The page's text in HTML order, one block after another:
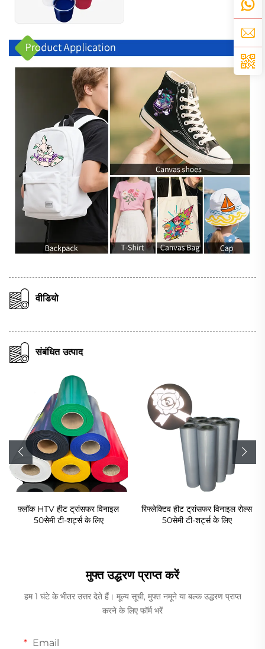
वीडियो
संबंधित उत्पाद
फ़्लॉक HTV हीट ट्रांसफर विनाइल
50सेमी टी-शर्ट्स के लिए
रिफ्लेक्टिव हीट ट्रांसफर विनाइल रोल्स
50सेमी टी-शर्ट्स के लिए
मुफ्त उद्धरण प्राप्त करें
हम 1 घंटे के भीतर उत्तर देते हैं। मूल्य सूची, मुफ्त नमूने या बल्क उद्धरण प्राप्त
करने के लिए फॉर्म भरें
Email